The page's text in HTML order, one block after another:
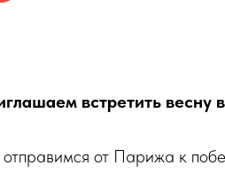
встретить весну
от Парижа к